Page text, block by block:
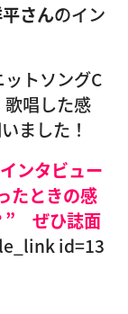
さんのイン
ットソングC
唱した感
ました！
ンタビュー
たときの感
” ぜひ誌面
id=13